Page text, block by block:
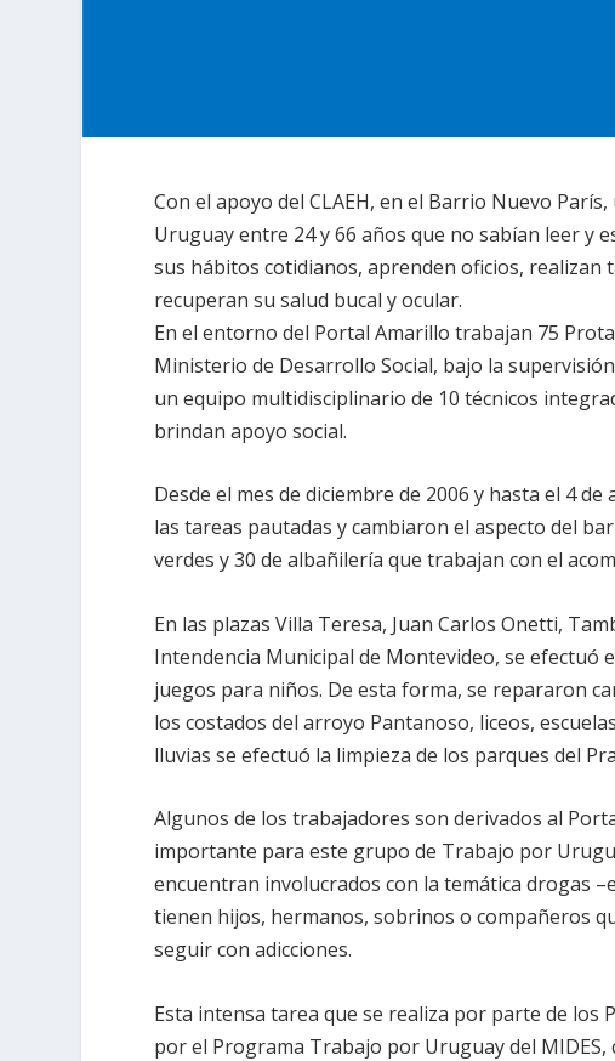
Con el apoyo del CLAEH, en el Barrio Nuevo
Uruguay entre 24 y 66 años que no sabían leer y
sus hábitos cotidianos, aprenden oficios, realizan
recuperan su salud bucal y ocular.
En el entorno del Portal Amarillo trabajan 75
Ministerio de Desarrollo Social, bajo la
un equipo multidisciplinario de 10 técnicos
brindan apoyo social.
Desde el mes de diciembre de 2006 y hasta el 4
las tareas pautadas y cambiaron el aspecto del
verdes y 30 dealbañilería que trabajan con el
En las plazas Villa Teresa, Juan Carlos Onetti,
Intendencia Municipal de Montevideo, se efectuó
juegos para niños. De esta forma, se repararon
los costados del arroyo Pantanoso, liceos,
lluvias se efectuó la limpieza de los parques del
Algunos de los trabajadores sonderivados al
importante para este grupo de Trabajo por
encuentran involucrados con la temática drogas
tienen hijos, hermanos, sobrinos o compañeros
seguir con adicciones.
Esta intensa tarea que se realiza por parte de los
por el Programa Trabajo por Uruguay del MIDES,